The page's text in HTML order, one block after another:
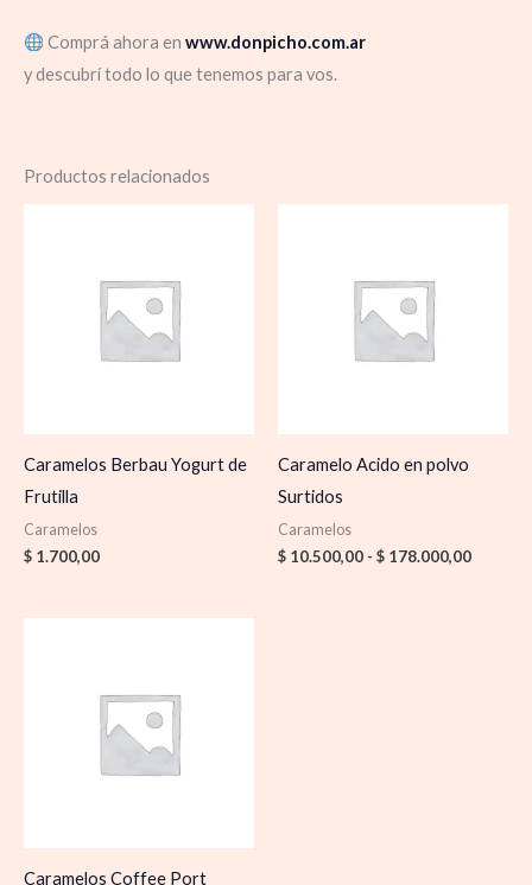
Comprá ahora en www.donpicho.com.ar
y descubrí todo lo que tenemos para vos.
Productos relacionados
Caramelos Berbau Yogurt de
Frutilla
Caramelos
$ 1.700,00
Caramelo Acido en polvo
Surtidos
Caramelos
$ 10.500,00 - $ 178.000,00
Caramelos Coffee Port